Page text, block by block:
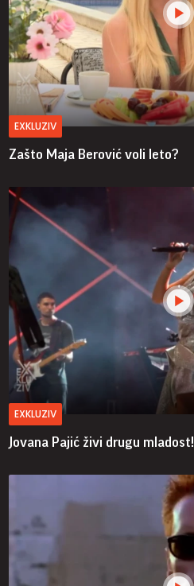
EXKLUZIV
Zašto Maja Berović voli leto?
EXKLUZIV
Jovana Pajić živi drugu mladost!